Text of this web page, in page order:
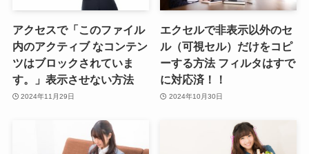
アクセスで「このファイル
内のアクティブ なコンテン
ツはブロックされていま
す。」表示させない方法
2024年11月29日
エクセルで非表示以外のセ
ル（可視セル）だけをコピ
ーする方法 フィルタはすで
に対応済！！
2024年10月30日